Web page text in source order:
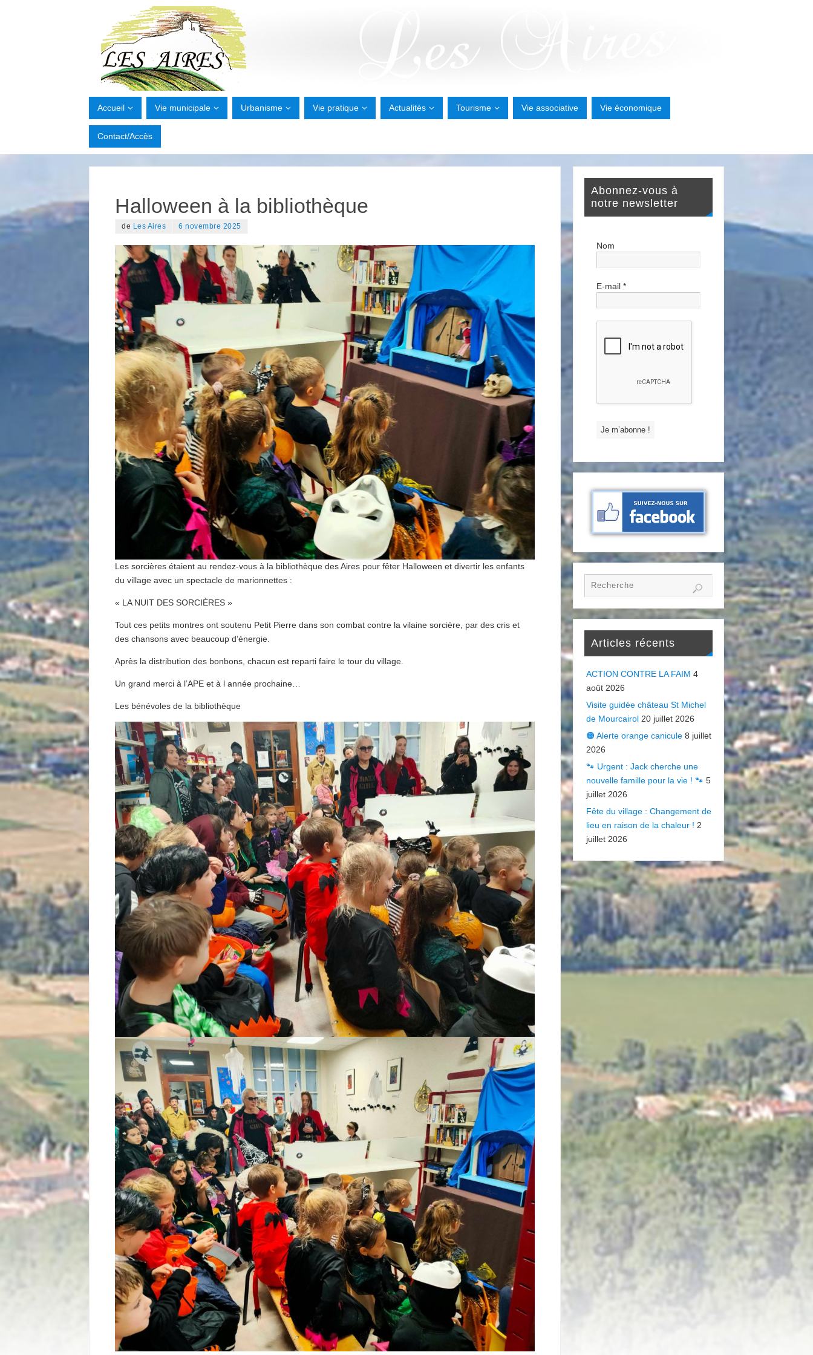
Accueil Vie municipale Urbanisme Vie pratique Actualités Tourisme Vie associative Vie économique
Contact/Accès
Halloween à la bibliothèque
de Les Aires 6 novembre 2025
Les sorcières étaient au rendez-vous à la bibliothèque des Aires pour fêter Halloween et divertir les enfants
du village avec un spectacle de marionnettes :
« LA NUIT DES SORCIÈRES »
Tout ces petits montres ont soutenu Petit Pierre dans son combat contre la vilaine sorcière, par des cris et
des chansons avec beaucoup d’énergie.
Après la distribution des bonbons, chacun est reparti faire le tour du village.
Un grand merci à l’APE et à l année prochaine…
Les bénévoles de la bibliothèque
Abonnez-vous à
notre newsletter
Nom
E-mail*
Articles récents
ACTION CONTRE LA FAIM 4
août 2026
Visite guidée château St Michel
de Mourcairol 20 juillet 2026
🟠 Alerte orange canicule 8 juillet
2026
🐾 Urgent : Jack cherche une
nouvelle famille pour la vie ! 🐾 5
juillet 2026
Fête du village : Changement de
lieu en raison de la chaleur ! 2
juillet 2026